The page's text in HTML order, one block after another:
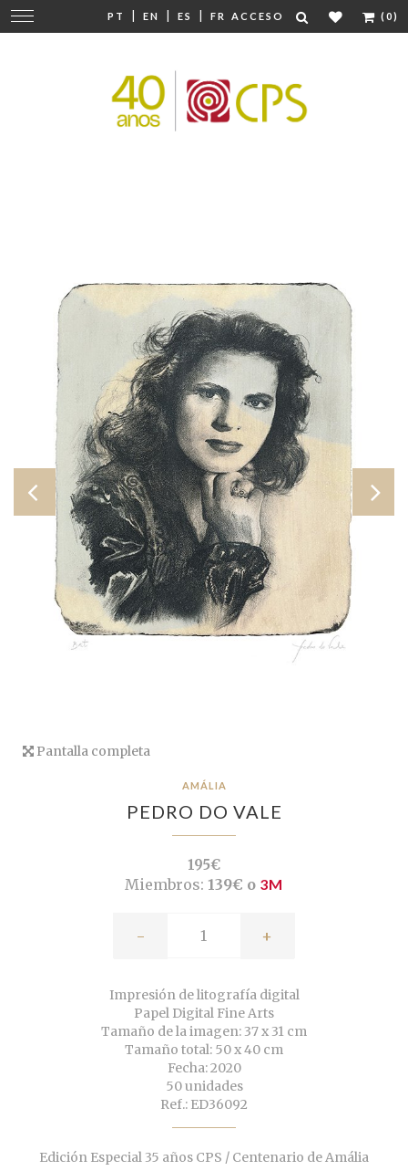
PT | EN | ES | FR ACCESO (0)
Cambiar
navegación
Pantalla completa
AMÁLIA
PEDRO DO VALE
195€
Miembros: 139€ o 3M
- +
Impresión de litografía digital
Papel Digital Fine Arts
Tamaño de la imagen: 37 x 31 cm
Tamaño total: 50 x 40 cm
Fecha: 2020
50 unidades
Ref.: ED36092
Edición Especial 35 años CPS / Centenario de Amália